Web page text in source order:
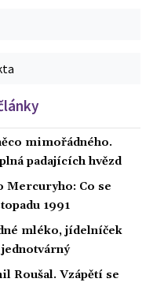
mimořádného.
padajících hvězd
Mercuryho: Co se
1991
mléko, jídelníček
Roušal. Vzápětí se